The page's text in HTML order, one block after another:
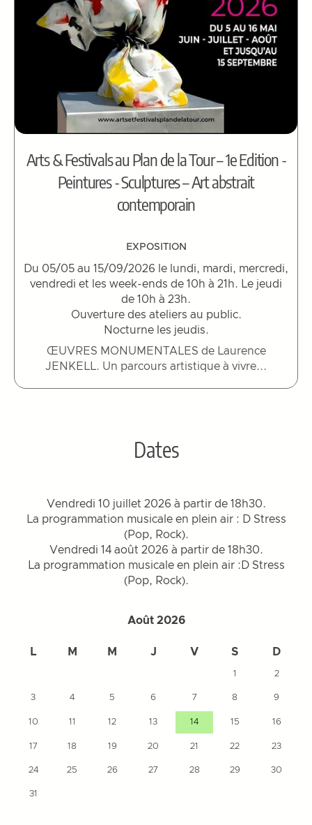
Arts & Festivals au Plan de la Tour – 1e Edition -
Peintures - Sculptures – Art abstrait
contemporain
EXPOSITION
Du 05/05 au 15/09/2026 le lundi, mardi, mercredi,
vendredi et les week-ends de 10h à 21h. Le jeudi
de 10h à 23h.
Ouverture des ateliers au public.
Nocturne les jeudis.
ŒUVRES MONUMENTALES de Laurence
JENKELL. Un parcours artistique à vivre...
Dates
Vendredi 10 juillet 2026 à partir de 18h30.
La programmation musicale en plein air : D Stress
(Pop, Rock).
Vendredi 14 août 2026 à partir de 18h30.
La programmation musicale en plein air :D Stress
(Pop, Rock).
Août 2026
L M M J V S D
1 2
3 4 5 6 7 8 9
10 11 12 13 14 15 16
17 18 19 20 21 22 23
24 25 26 27 28 29 30
31